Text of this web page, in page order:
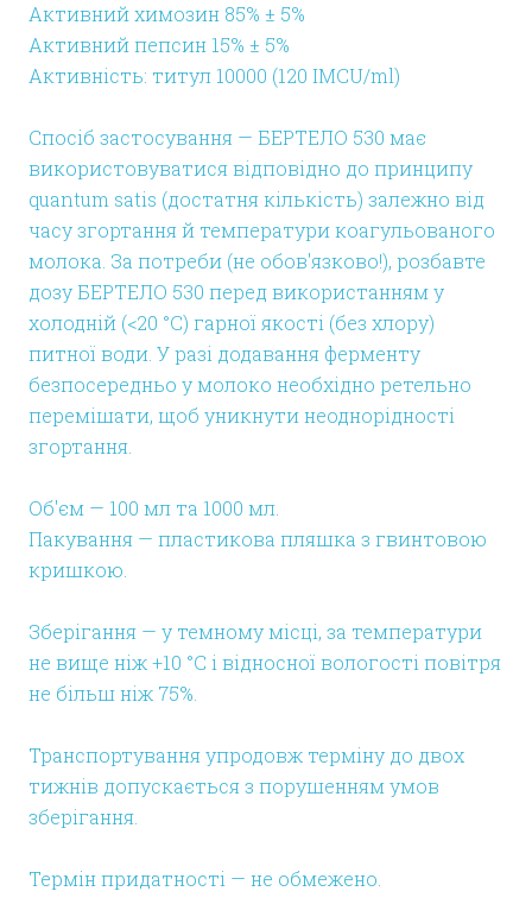
Активний химозин 85% ± 5%
Активний пепсин 15% ± 5%
Активність: титул 10000 (120 IMCU/ml)
Спосіб застосування — БЕРТЕЛО 530 має
використовуватися відповідно до принципу
quantum satis (достатня кількість) залежно від
часу згортання й температури коагульованого
молока. За потреби (не обов'язково!), розбавте
дозу БЕРТЕЛО 530 перед використанням у
холодній (<20 °C) гарної якості (без хлору)
питної води. У разі додавання ферменту
безпосередньо у молоко необхідно ретельно
перемішати, щоб уникнути неоднорідності
згортання.
Об'єм — 100 мл та 1000 мл.
Пакування — пластикова пляшка з гвинтовою
кришкою.
Зберігання — у темному місці, за температури
не вище ніж +10 °C і відносної вологості повітря
не більш ніж 75%.
Транспортування упродовж терміну до двох
тижнів допускається з порушенням умов
зберігання.
Термін придатності — не обмежено.